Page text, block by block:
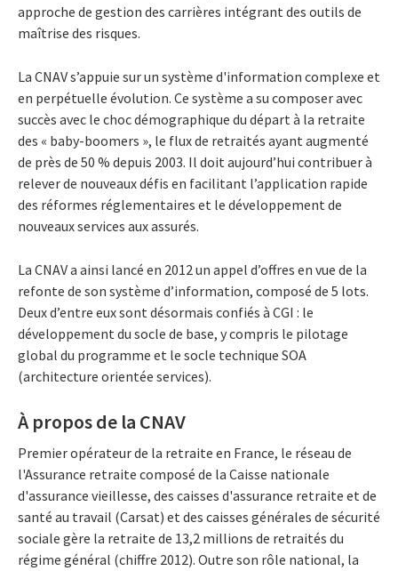
approche de gestion des carrières intégrant des outils de
maîtrise des risques.
La CNAV s’appuie sur un système d'information complexe et
en perpétuelle évolution. Ce système a su composer avec
succès avec le choc démographique du départ à la retraite
des « baby-boomers », le flux de retraités ayant augmenté
de près de 50 % depuis 2003. Il doit aujourd’hui contribuer à
relever de nouveaux défis en facilitant l’application rapide
des réformes réglementaires et le développement de
nouveaux services aux assurés.
La CNAV a ainsi lancé en 2012 un appel d’offres en vue de la
refonte de son système d’information, composé de 5 lots.
Deux d’entre eux sont désormais confiés à CGI : le
développement du socle de base, y compris le pilotage
global du programme et le socle technique SOA
(architecture orientée services).
À propos de la CNAV
Premier opérateur de la retraite en France, le réseau de
l'Assurance retraite composé de la Caisse nationale
d'assurance vieillesse, des caisses d'assurance retraite et de
santé au travail (Carsat) et des caisses générales de sécurité
sociale gère la retraite de 13,2 millions de retraités du
régime général (chiffre 2012). Outre son rôle national, la